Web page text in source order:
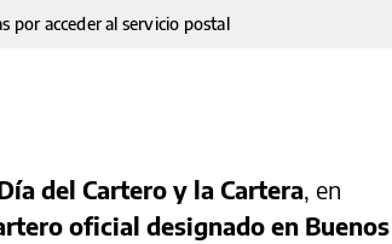
por acceder al servicio postal
del Cartero y la Cartera, en
oficial designado en Buenos